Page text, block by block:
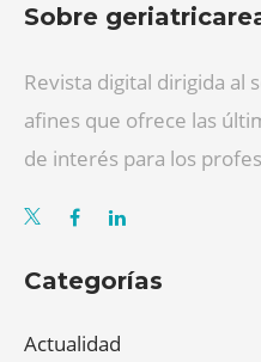
Sobre
Revista digital dirigida al
afines que ofrece las
de interés para los
Categorías
Actualidad